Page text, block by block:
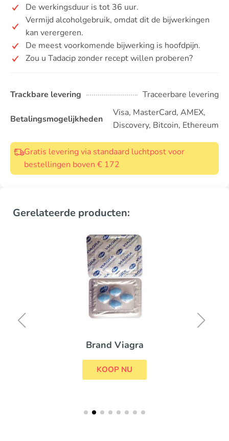
De werkingsduur is tot 36 uur.
Vermijd alcoholgebruik, omdat dit de bijwerkingen
kan verergeren.
De meest voorkomende bijwerking is hoofdpijn.
Zou u Tadacip zonder recept willen proberen?
Trackbare levering Traceerbare levering
Betalingsmogelijkheden
Visa, MasterCard, AMEX,
Discovery, Bitcoin, Ethereum
Gratis levering via standaard luchtpost voor
bestellingen boven € 172
Gerelateerde producten:
Brand Viagra
KOOP NU